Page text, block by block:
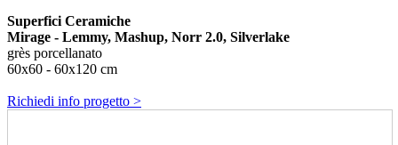
Superfici Ceramiche
Mirage - Lemmy, Mashup, Norr 2.0, Silverlake
grès porcellanato
60x60 - 60x120 cm
Richiedi info progetto >